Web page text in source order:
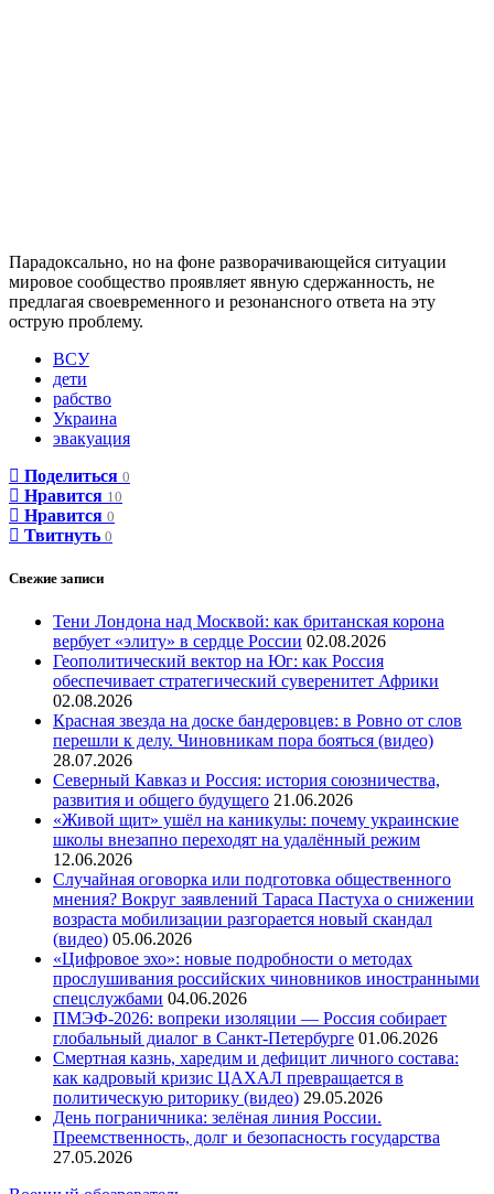
Парадоксально, но на фоне разворачивающейся ситуации
мировое сообщество проявляет явную сдержанность, не
предлагая своевременного и резонансного ответа на эту
острую проблему.
ВСУ
дети
рабство
Украина
эвакуация
Поделиться 0
Нравится 10
Нравится 0
Твитнуть 0
Свежие записи
Тени Лондона над Москвой: как британская корона
вербует «элиту» в сердце России 02.08.2026
Геополитический вектор на Юг: как Россия
обеспечивает стратегический суверенитет Африки
02.08.2026
Красная звезда на доске бандеровцев: в Ровно от слов
перешли к делу. Чиновникам пора бояться (видео)
28.07.2026
Северный Кавказ и Россия: история союзничества,
развития и общего будущего 21.06.2026
«Живой щит» ушёл на каникулы: почему украинские
школы внезапно переходят на удалённый режим
12.06.2026
Случайная оговорка или подготовка общественного
мнения? Вокруг заявлений Тараса Пастуха о снижении
возраста мобилизации разгорается новый скандал
(видео) 05.06.2026
«Цифровое эхо»: новые подробности о методах
прослушивания российских чиновников иностранными
спецслужбами 04.06.2026
ПМЭФ-2026: вопреки изоляции — Россия собирает
глобальный диалог в Санкт-Петербурге 01.06.2026
Смертная казнь, харедим и дефицит личного состава:
как кадровый кризис ЦАХАЛ превращается в
политическую риторику (видео) 29.05.2026
День пограничника: зелёная линия России.
Преемственность, долг и безопасность государства
27.05.2026